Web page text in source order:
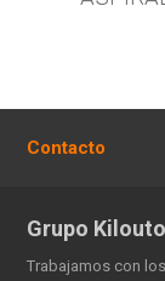
Contacto
Grupo
Trabajamos con